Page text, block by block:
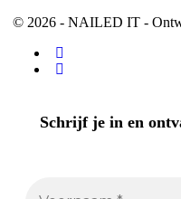
© 2026 - NAILED IT -
Schrijf je in en